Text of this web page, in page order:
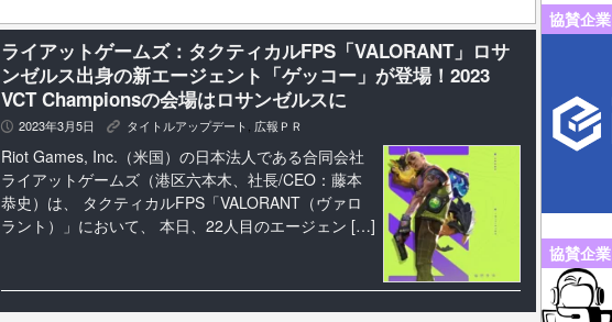
ライアットゲームズ：タクティカルFPS「VALORANT」ロサ
ンゼルス出身の新エージェント「ゲッコー」が登場！2023
VCT Championsの会場はロサンゼルスに
P 2023年3月5日 K タイトルアップデート, 広報ＰＲ
Riot Games, Inc.（米国）の日本法人である合同会社
ライアットゲームズ（港区六本木、社長/CEO：藤本
恭史）は、 タクティカルFPS「VALORANT（ヴァロ
ラント）」において、 本日、22人目のエージェン […]
協賛企業
協賛企業